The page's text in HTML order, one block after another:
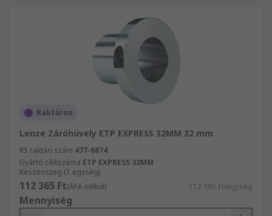
Raktáron
Lenze Záróhüvely ETP EXPRESS 32MM 32 mm
RS raktári szám 477-6874
Gyártó cikkszáma ETP EXPRESS 32MM
Részösszeg (1 egység)
112 365 Ft(ÁFA nélkül) 112 365 Ft/egység
Mennyiség